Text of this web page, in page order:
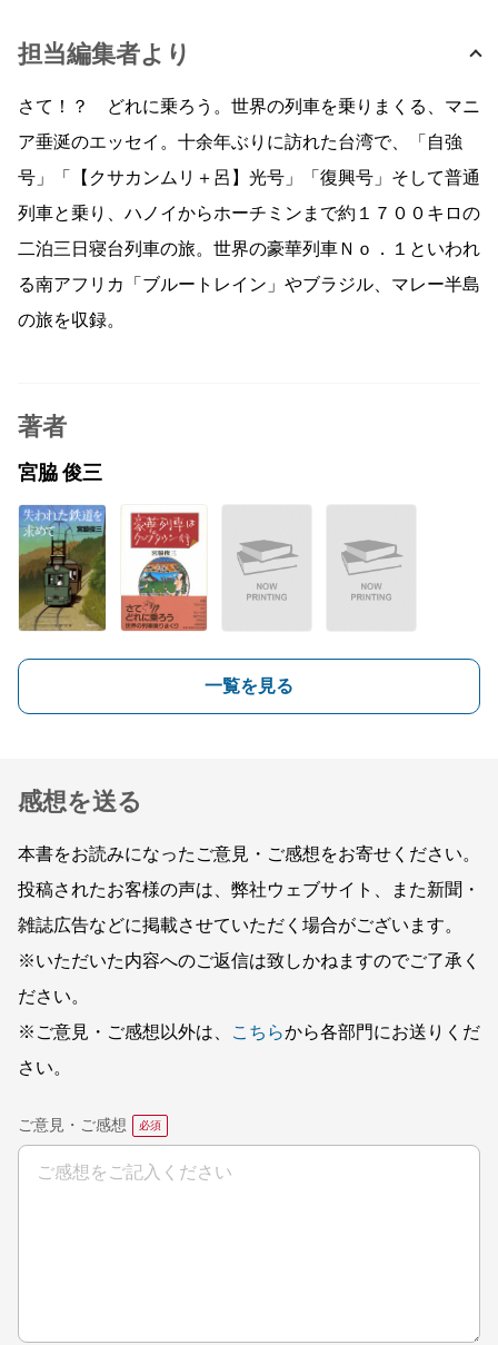
担当編集者より
さて！？ どれに乗ろう。世界の列車を乗りまくる、マニ
ア垂涎のエッセイ。十余年ぶりに訪れた台湾で、「自強
号」「【クサカンムリ＋呂】光号」「復興号」そして普通
列車と乗り、ハノイからホーチミンまで約１７００キロの
二泊三日寝台列車の旅。世界の豪華列車Ｎｏ．１といわれ
る南アフリカ「ブルートレイン」やブラジル、マレー半島
の旅を収録。
著者
宮脇 俊三
一覧を見る
感想を送る
本書をお読みになったご意見・ご感想をお寄せください。
投稿されたお客様の声は、弊社ウェブサイト、また新聞・
雑誌広告などに掲載させていただく場合がございます。
※いただいた内容へのご返信は致しかねますのでご了承く
ださい。
※ご意見・ご感想以外は、
こちらから各部門にお送りくだ
さい。
ご意見・ご感想